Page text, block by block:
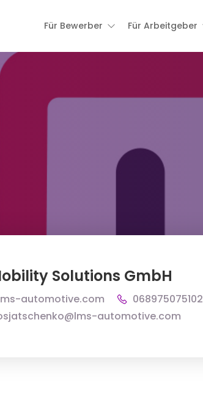
Für Bewerber Für Arbeitgeber
Solutions GmbH
automotive.com
068975075102
automotive.com